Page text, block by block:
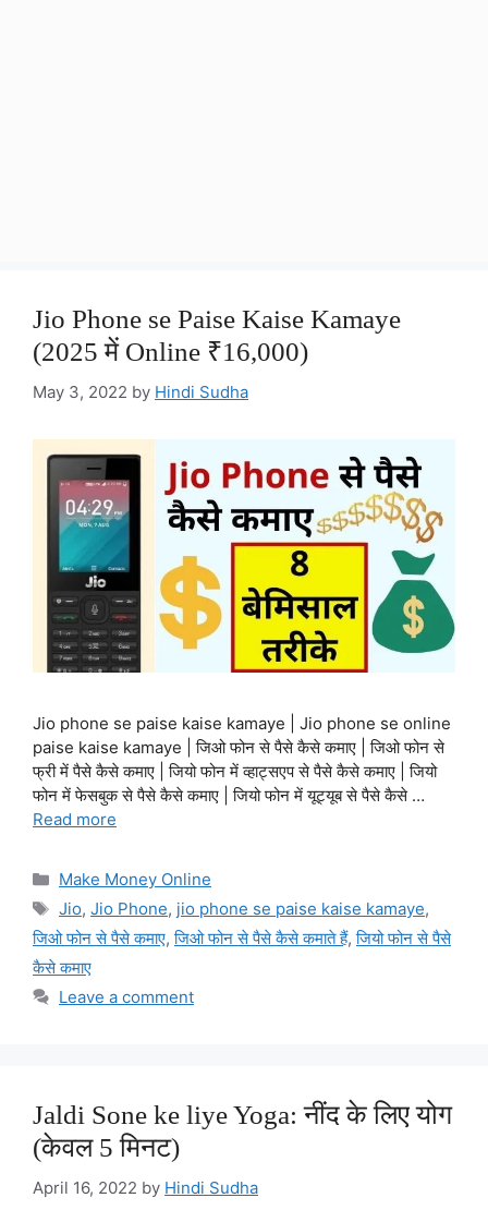
Jio Phone se Paise Kaise Kamaye
(2025 में Online ₹16,000)
May 3, 2022 by Hindi Sudha
Jio phone se paise kaise kamaye | Jio phone se online
paise kaise kamaye | जिओ फोन से पैसे कैसे कमाए | जिओ फोन से
फ्री में पैसे कैसे कमाए | जियो फोन में व्हाट्सएप से पैसे कैसे कमाए | जियो
फोन में फेसबुक से पैसे कैसे कमाए | जियो फोन में यूट्यूब से पैसे कैसे …
Read more
Categories
Make Money Online
Tags
Jio, Jio Phone, jio phone se paise kaise kamaye,
जिओ फोन से पैसे कमाए,जिओ फोन से पैसे कैसे कमाते हैं,जियो फोन से पैसे
कैसे कमाए
Leave a comment
Jaldi Sone ke liye Yoga: नींद के लिए योग
(केवल 5 मिनट)
April 16, 2022 by Hindi Sudha